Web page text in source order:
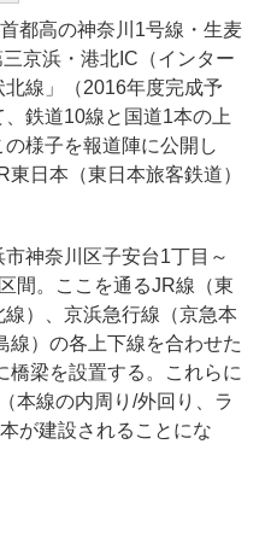
都高の神奈川1号線・生麦
京浜・港北IC（インター
線」（2016年度完成予
鉄道10線と国道1本の上
様子を報道陣に公開し
日本（東日本旅客鉄道）
神奈川区子安台1丁目～
間。ここを通るJR線（東
）、京浜急行線（京急本
線）の各上下線を合わせた
橋梁を設置する。これらに
本線の内周り/外回り、ラ
が建設されることにな